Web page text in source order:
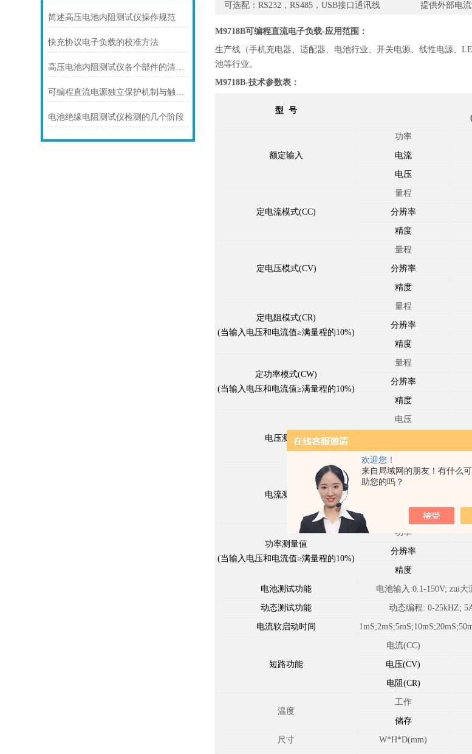
欢迎您！
来自局域网的朋友！有什么
助您的吗？
简述高压电池内阻测试仪操作规范
快充协议电子负载的校准方法
高压电池内阻测试仪各个部件的清洁维护怎么做？
可编程直流电源独立保护机制与触发逻辑
电池绝缘电阻测试仪检测的几个阶段
可选配：RS232，RS485，USB接口通讯线
提供外部电
M9718B可编程直流电子负载-应用范围：
生产线（手机充电器、适配器、电池行业、开关电源、线性电源、
池等行业。
M9718B-技术参数表：
型 号
额定输入
功率
电流
电压
定电流模式(CC)
量程
分辨率
精度
定电压模式(CV)
量程
分辨率
精度
定电阻模式(CR)
(当输入电压和电流值≥满量程的10%)
量程
分辨率
精度
定功率模式(CW)
(当输入电压和电流值≥满量程的10%)
量程
分辨率
精度
电压测量值
电压
电流测量值
电流
功率测量值
(当输入电压和电流值≥满量程的10%)
功率
分辨率
精度
电池测试功能 电池输入:0.1-150V; zui
动态测试功能 动态编程: 0-25kHZ;
电流软启动时间
短路功能
电流(CC)
电压(CV)
电阻(CR)
温度
工作
储存
尺寸 W*H*D(mm)